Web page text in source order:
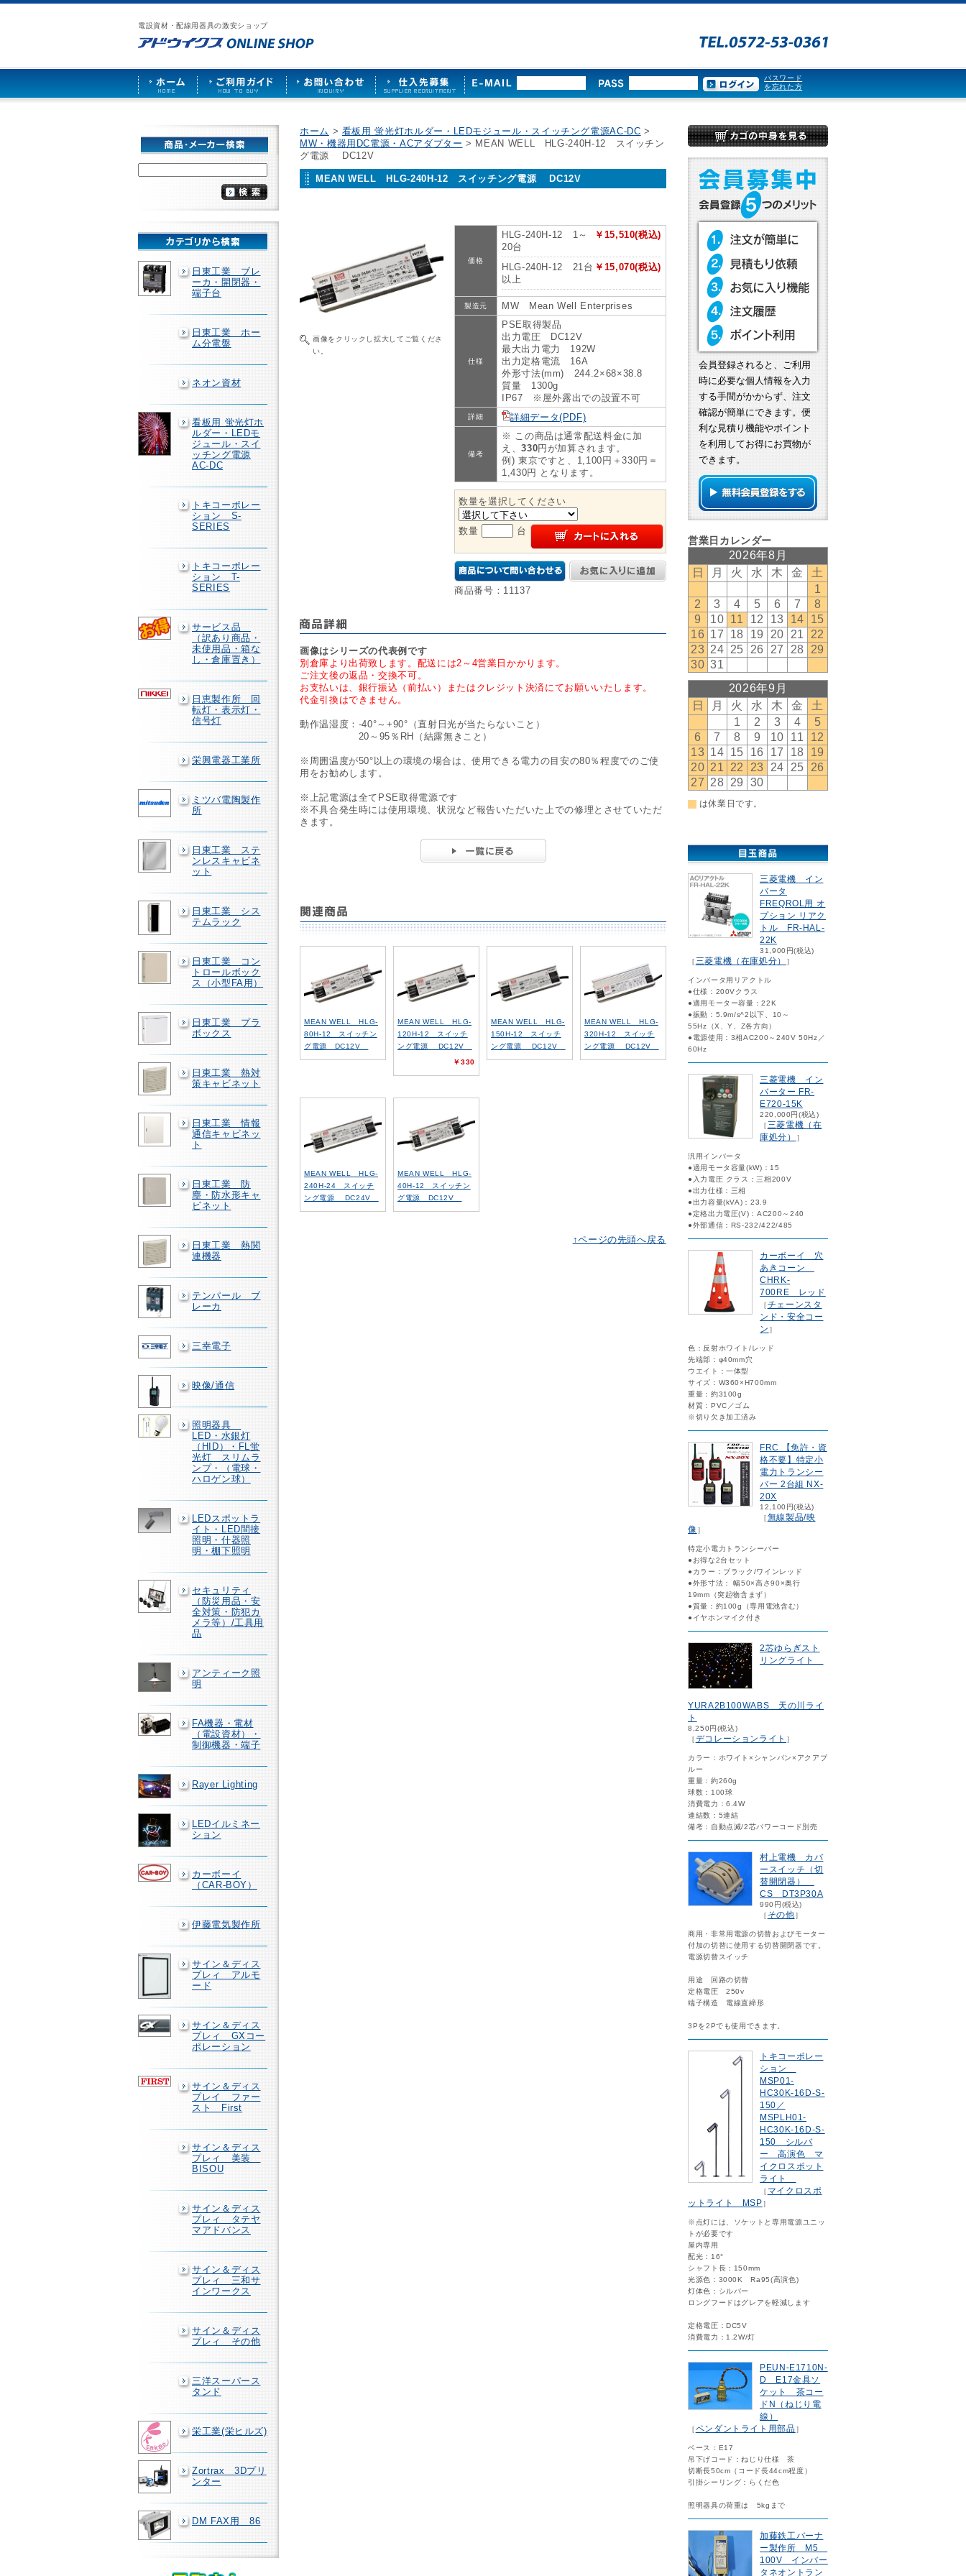
電設資材・配線用器具の激安ショップ
漏
カ
照
ア
ス
ご
ド
お
せ
仕
パスワード
を忘れた方
日東工業 ブレ
ーカ・開閉器・
端子台
日東工業 ホー
ム分電盤
ネオン資材
看板用 蛍光灯ホ
ルダー・LEDモ
ジュール・スイ
ッチング電源
AC-DC
トキコーポレー
ション S-
SERIES
トキコーポレー
ション T-
SERIES
サービス品
（訳あり商品・
未使用品・箱な
し・倉庫置き）
日恵製作所 回
転灯・表示灯・
信号灯
栄興電器工業所
ミツバ電陶製作
所
日東工業 ステ
ンレスキャビネ
ット
日東工業 シス
テムラック
日東工業 コン
トロールボック
ス（小型FA用）
日東工業 プラ
ボックス
日東工業 熱対
策キャビネット
日東工業 情報
通信キャビネッ
ト
日東工業 防
塵・防水形キャ
ビネット
日東工業 熱関
連機器
テンパール ブ
レーカ
三幸電子
映像/通信
照明器具
LED・水銀灯
（HID）・FL蛍
光灯 スリムラ
ンプ・（電球・
ハロゲン球）
LEDスポットラ
イト・LED間接
照明・什器照
明・棚下照明
セキュリティ
（防災用品・安
全対策・防犯カ
メラ等）/工具用
品
アンティーク照
明
FA機器・電材
（電設資材）・
制御機器・端子
Rayer Lighting
LEDイルミネー
ション
カーボーイ
（CAR-BOY）
伊藤電気製作所
サイン＆ディス
プレィ アルモ
ード
サイン＆ディス
プレィ GXコー
ポレーション
サイン＆ディス
プレイ ファー
スト First
サイン＆ディス
プレィ 美装
BISOU
サイン＆ディス
プレィ タテヤ
マアドバンス
サイン＆ディス
プレィ 三和サ
インワークス
サイン＆ディス
プレィ その他
三洋スーパース
タンド
栄工業(栄ヒルズ)
Zortrax 3Dプリ
ンター
DM FAX用 86
ホーム > 看板用 蛍光灯ホルダー・LEDモジュール・スイッチング電源AC-DC >
MW・機器用DC電源・ACアダプター > MEAN WELL HLG-240H-12 スイッチン
グ電源 DC12V
MEAN WELL HLG-240H-12 スイッチング電源 DC12V
画像をクリックし拡大してご覧くださ
い。
価格
￥15,510(税込)
HLG-240H-12 1～
20台
￥15,070(税込)
HLG-240H-12 21台
以上
製造元 MW Mean Well Enterprises
仕様
PSE取得製品
出力電圧 DC12V
最大出力電力 192W
出力定格電流 16A
外形寸法(mm) 244.2×68×38.8
質量 1300g
IP67 ※屋外露出での設置不可
詳細 詳細データ(PDF)
備考
※ この商品は通常配送料金に加
え、330円が加算されます。
例) 東京ですと、1,100円＋330円＝
1,430円 となります。
数量を選択してください
数量 台
商品番号：11137
画像はシリーズの代表例です
別倉庫より出荷致します。配送には2～4営業日かかります。
ご注文後の返品・交換不可。
お支払いは、銀行振込（前払い）またはクレジット決済にてお願いいたします。
代金引換はできません。
動作温湿度：-40°～+90°（直射日光が当たらないこと）
20～95％RH（結露無きこと）
※周囲温度が50°以上の環境の場合は、使用できる電力の目安の80％程度でのご使
用をお勧めします。
※上記電源は全てPSE取得電源です
※不具合発生時には使用環境、状況など報告いただいた上での修理とさせていただ
きます。
MEAN WELL HLG-
80H-12 スイッチン
グ電源 DC12V
MEAN WELL HLG-
120H-12 スイッチ
ング電源 DC12V
￥330
MEAN WELL HLG-
150H-12 スイッチ
ング電源 DC12V
MEAN WELL HLG-
320H-12 スイッチ
ング電源 DC12V
MEAN WELL HLG-
240H-24 スイッチ
ング電源 DC24V
MEAN WELL HLG-
40H-12 スイッチン
グ電源 DC12V
↑ページの先頭へ戻る
会員登録されると、ご利用
時に必要な個人情報を入力
する手間がかからず、注文
確認が簡単にできます。便
利な見積り機能やポイント
を利用してお得にお買物が
できます。
三菱電機 イン
バータ
FREQROL用 オ
プション リアク
トル FR-HAL-
22K
31,900円(税込)
［三菱電機（在庫処分） ］
インバータ用リアクトル
●仕様：200Vクラス
●適用モーター容量：22K
●振動：5.9m/s^2以下、10～
55Hz（X、Y、Z各方向）
●電源使用：3相AC200～240V 50Hz／
60Hz
三菱電機 イン
バーター FR-
E720-15K
220,000円(税込)
［三菱電機（在
庫処分）
］
汎用インバータ
●適用モータ容量(kW)：15
●入力電圧 クラス：三相200V
●出力仕様：三相
●出力容量(kVA)：23.9
●定格出力電圧(V)：AC200～240
●外部通信：RS-232/422/485
カーボーイ 穴
あきコーン
CHRK-
700RE レッド
［チェーンスタ
ンド・安全コー
ン ］
色：反射ホワイト/レッド
先端部：φ40mm穴
ウエイト：一体型
サイズ：W360×H700mm
重量：約3100g
材質：PVC／ゴム
※切り欠き加工済み
FRC 【免許・資
格不要】特定小
電力トランシー
バー 2台組 NX-
20X
12,100円(税込)
［無線製品/映
像］
特定小電力トランシーバー
●お得な2台セット
●カラー：ブラック/ワインレッド
●外形寸法： 幅50×高さ90×奥行
19mm（突起物含まず）
●質量：約100g（専用電池含む）
●イヤホンマイク付き
2芯ゆらぎスト
リングライト
YURA2B100WABS 天の川ライ
ト
8,250円(税込)
［デコレーションライト ］
カラー：ホワイト×シャンパン×アクアブ
ルー
重量：約260g
球数：100球
消費電力：6.4W
連結数：5連結
備考：自動点滅/2芯パワーコード別売
村上電機 カバ
ースイッチ（切
替開閉器）
CS DT3P30A
990円(税込)
［ その他］
商用・非常用電源の切替およびモーター
付加の切替に使用する切替開閉器です。
電源切替スイッチ
用途 回路の切替
定格電圧 250v
端子構造 電線直締形
3Pを2Pでも使用できます。
トキコーポレー
ション
MSP01-
HC30K-16D-S-
150／
MSPLH01-
HC30K-16D-S-
150 シルバ
ー 高演色 マ
イクロスポット
ライト
［ マイクロスポ
ットライト MSP］
※点灯には、ソケットと専用電源ユニッ
トが必要です
屋内専用
配光：16°
シャフト長：150mm
光源色：3000K Ra95(高演色)
灯体色：シルバー
ロングフードはグレアを軽減します
定格電圧：DC5V
消費電力：1.2W/灯
PEUN-E1710N-
D E17金具ソ
ケット 茶コー
ドN（ねじり電
線）
［ペンダントライト用部品］
ベース：E17
吊下げコード：ねじり仕様 茶
切断長50cm（コード長44cm程度）
引掛シーリング：らくだ色
照明器具の荷重は 5kgまで
加藤鉄工バーナ
ー製作所 M5
100V インバー
タネオントラン